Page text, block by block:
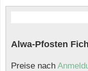
Alwa-Pfosten
Preise nach